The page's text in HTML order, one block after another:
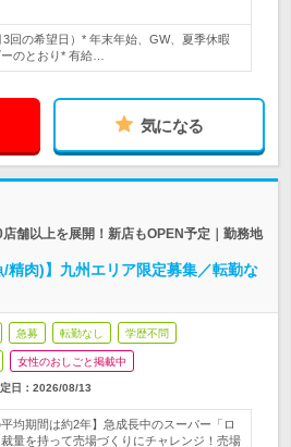
回の希望日）* 年末年始、GW、夏季休暇
のとおり* 有給…
気になる
舗以上を展開！新店もOPEN予定｜勤務地
/精肉)】九州エリア限定募集／転勤な
急募 転勤なし 学歴不問
女性のおしごと掲載中
日： 2026/08/13
平均期間は約2年】急成長中のスーパー「ロ
量を持って売場づくりにチャレンジ！売場